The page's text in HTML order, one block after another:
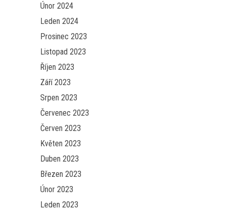
Únor 2024
Leden 2024
Prosinec 2023
Listopad 2023
Říjen 2023
Září 2023
Srpen 2023
Červenec 2023
Červen 2023
Květen 2023
Duben 2023
Březen 2023
Únor 2023
Leden 2023